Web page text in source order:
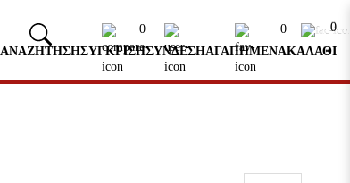
ΑΝΑΖΗΤΗΣΗΣΥΓΚΡΙΣΗ
0
ΣΥΝΔΕΣΗΑΓΑΠΗΜΕΝΑ
0
ΚΑΛΑΘΙ
0